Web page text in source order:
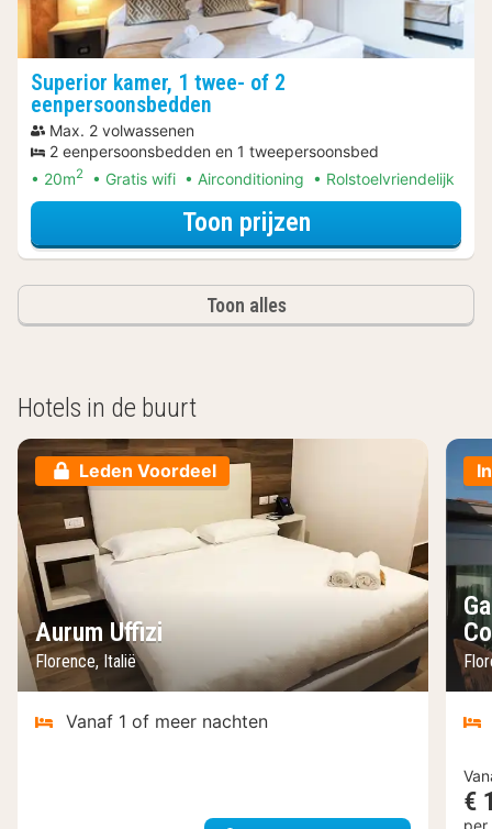
Superior kamer, 1 twee- of 2
eenpersoonsbedden
Max. 2 volwassenen
2 eenpersoonsbedden en 1 tweepersoonsbed
20m2 Gratis wifi Airconditioning Rolstoelvriendelijk
Toon prijzenvoor Ontdek de
Toon alles
Hotels in de buurt
Leden Voordeel
Aurum Uffizi
Florence, Italië
Vanaf 1 of meer nachten
€
per